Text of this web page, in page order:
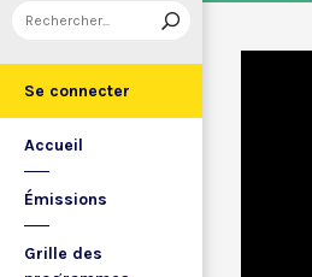
Se connecter
Accueil
Émissions
Grille des